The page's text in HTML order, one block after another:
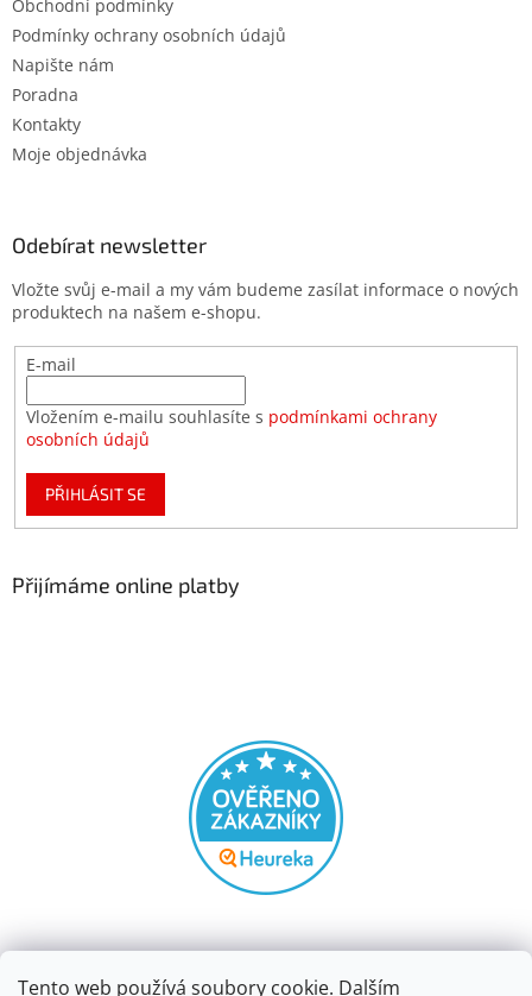
Tento web používá soubory cookie. Dalším
Obchodní podmínky
Podmínky ochrany osobních údajů
Napište nám
Poradna
Kontakty
Moje objednávka
Odebírat newsletter
Vložte svůj e-mail a my vám budeme zasílat informace o nových
produktech na našem e-shopu.
E-mail
Vložením e-mailu souhlasíte s podmínkami ochrany
osobních údajů
PŘIHLÁSIT SE
Přijímáme online platby